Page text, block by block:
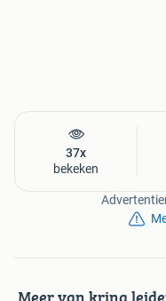
37x
bekeken